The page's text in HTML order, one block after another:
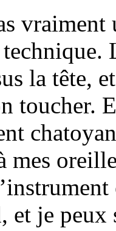
la tête,
toucher.
mes
et je peux